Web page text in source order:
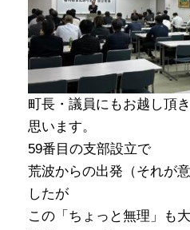
町長・議員にもお越し頂
思います。
59番目の支部設立で
荒波からの出発（それが
したが
この「ちょっと無理」も大